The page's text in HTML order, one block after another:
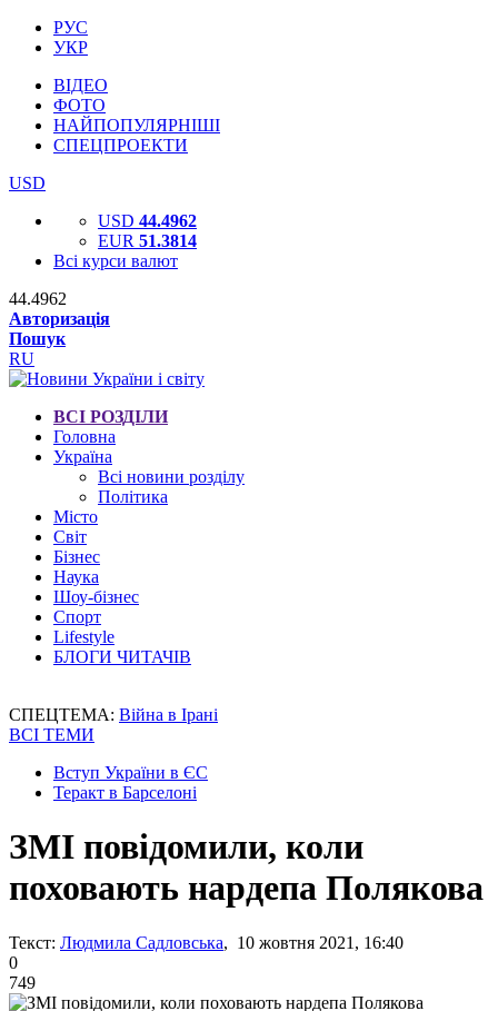
РУС
УКР
ВІДЕО
ФОТО
НАЙПОПУЛЯРНІШІ
СПЕЦПРОЕКТИ
USD
USD 44.4962
EUR 51.3814
Всі курси валют
44.4962
Авторизація
Пошук
RU
ВСІ РОЗДІЛИ
Головна
Україна
Всі новини розділу
Політика
Місто
Світ
Бізнес
Наука
Шоу-бізнес
Спорт
Lifestyle
БЛОГИ ЧИТАЧІВ
СПЕЦТЕМА: Війна в Ірані
ВСІ ТЕМИ
Вступ України в ЄС
Теракт в Барселоні
ЗМІ повідомили, коли
поховають нардепа Полякова
Текст: Людмила Садловська, 10 жовтня 2021, 16:40
0
749